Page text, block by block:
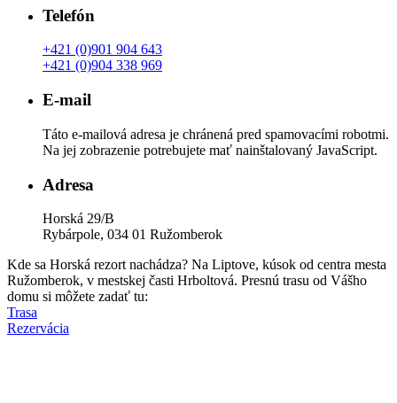
Telefón
+421 (0)901 904 643
+421 (0)904 338 969
E-mail
Táto e-mailová adresa je chránená pred spamovacími robotmi.
Na jej zobrazenie potrebujete mať nainštalovaný JavaScript.
Adresa
Horská 29/B
Rybárpole, 034 01 Ružomberok
Kde sa Horská rezort nachádza? Na Liptove, kúsok od centra mesta
Ružomberok, v mestskej časti Hrboltová. Presnú trasu od Vášho
domu si môžete zadať tu:
Trasa
Rezervácia